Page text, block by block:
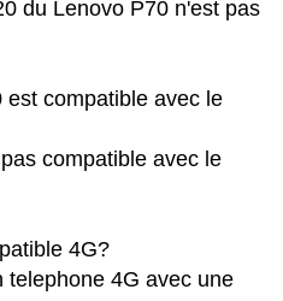
du Lenovo P70 n'est pas
est compatible avec le
compatible avec le
4G?
telephone 4G avec une